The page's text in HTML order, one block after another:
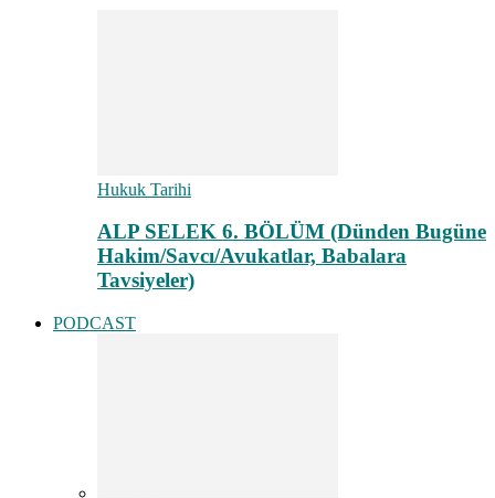
Hukuk Tarihi
ALP SELEK 6. BÖLÜM (Dünden Bugüne
Hakim/Savcı/Avukatlar, Babalara
Tavsiyeler)
PODCAST